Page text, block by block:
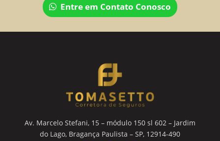
Entre em Contato Conosco
Av. Marcelo Stefani, 15 – módulo 150 sl 602 – Jardim
do Lago, Bragança Paulista – SP, 12914-490